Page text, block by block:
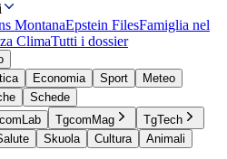
MontanaEpstein FilesFamiglia nel
ClimaTutti i dossier
Economia Sport
Meteo
Schede
TgcomMag
TgTech
Skuola Cultura
Animali